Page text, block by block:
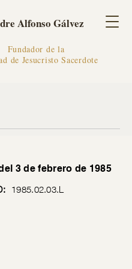
Alfonso Gálvez
Fundador de la
de Jesucristo Sacerdote
3 de febrero de 1985
1985.02.03.L